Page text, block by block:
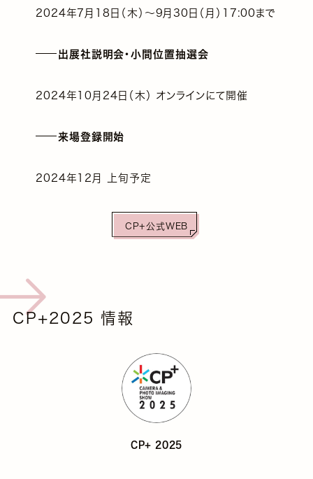
2024年7月18日（木）〜9月30日（月）17:00まで
出展社説明会・小間位置抽選会
2024年10月24日（木） オンラインにて開催
来場登録開始
2024年12月 上旬予定
CP+公式WEB
CP+2025 情報
CP+ 2025